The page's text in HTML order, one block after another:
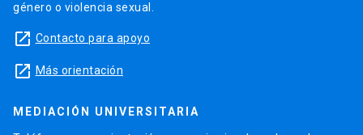
género o violencia sexual.
launch Contacto para apoyo
launch Más orientación
MEDIACIÓN UNIVERSITARIA